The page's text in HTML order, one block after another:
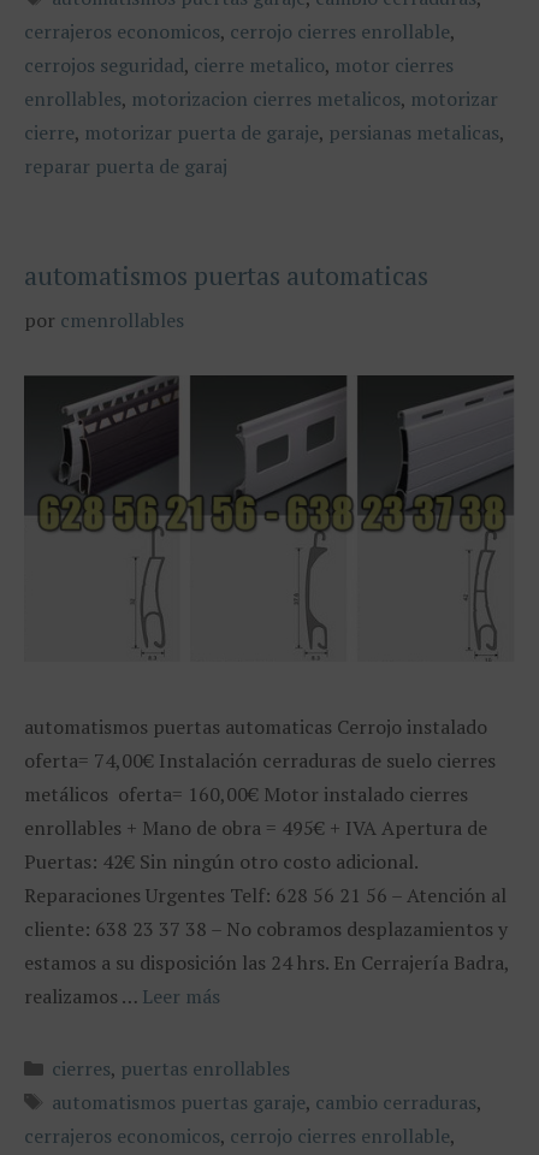
cerrajeros economicos, cerrojo cierres enrollable,
cerrojos seguridad, cierre metalico, motor cierres
enrollables, motorizacion cierres metalicos, motorizar
cierre, motorizar puerta de garaje, persianas metalicas,
reparar puerta de garaj
automatismos puertas automaticas
por cmenrollables
automatismos puertas automaticas Cerrojo instalado
oferta= 74,00€ Instalación cerraduras de suelo cierres
metálicos oferta= 160,00€ Motor instalado cierres
enrollables + Mano de obra = 495€ + IVA Apertura de
Puertas: 42€ Sin ningún otro costo adicional.
Reparaciones Urgentes Telf: 628 56 21 56 – Atención al
cliente: 638 23 37 38 – No cobramos desplazamientos y
estamos a su disposición las 24 hrs. En Cerrajería Badra,
realizamos … Leer más
Categorías
cierres, puertas enrollables
Etiquetas
automatismos puertas garaje, cambio cerraduras,
cerrajeros economicos, cerrojo cierres enrollable,